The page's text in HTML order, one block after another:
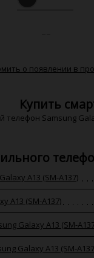
о появлении в
Купить
Samsung
A13 (SM-A137)
A13 (SM-A137)
Galaxy A13 (SM-
Galaxy A13 (SM-